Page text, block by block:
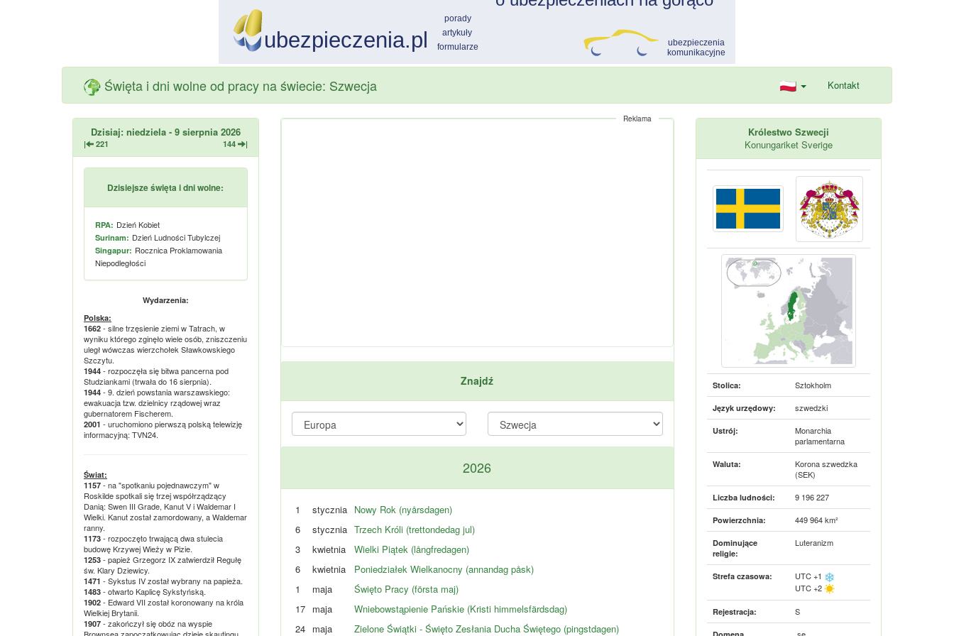
Święta i dni wolne od pracy na świecie: Szwecja Kontakt
Dzisiaj: niedziela - 9 sierpnia 2026
| 221 144 |
Dzisiejsze święta i dni wolne:
RPA: Dzień Kobiet
Surinam: Dzień Ludności Tubylczej
Singapur: Rocznica Proklamowania
Niepodległości
Wydarzenia:
Polska:
1662 - silne trzęsienie ziemi w Tatrach, w
wyniku którego zginęło wiele osób, zniszczeniu
uległ wówczas wierzchołek Sławkowskiego
Szczytu.
1944 - rozpoczęła się bitwa pancerna pod
Studziankami (trwała do 16 sierpnia).
1944 - 9. dzień powstania warszawskiego:
ewakuacja tzw. dzielnicy rządowej wraz
gubernatorem Fischerem.
2001 - uruchomiono pierwszą polską telewizję
informacyjną: TVN24.
Świat:
1157 - na "spotkaniu pojednawczym" w
Roskilde spotkali się trzej współrządzący
Danią: Swen III Grade, Kanut V i Waldemar I
Wielki. Kanut został zamordowany, a Waldemar
ranny.
1173 - rozpoczęto trwającą dwa stulecia
budowę Krzywej Wieży w Pizie.
1253 - papież Grzegorz IX zatwierdził Regułę
św. Klary Dziewicy.
1471 - Sykstus IV został wybrany na papieża.
1483 - otwarto Kaplicę Sykstyńską.
1902 - Edward VII został koronowany na króla
Wielkiej Brytanii.
1907 - zakończył się obóz na wyspie
Reklama
Znajdź
2026
1 stycznia
Nowy Rok (nyårsdagen)
6
stycznia Trzech Króli (trettondedag jul)
3
kwietnia
Wielki Piątek (långfredagen)
6
kwietnia
Poniedziałek Wielkanocny (annandag påsk)
1
maja
Święto Pracy (första maj)
17
maja
Wniebowstąpienie Pańskie (Kristi himmelsfärdsdag)
24
maja Zielone Świątki - Święto Zesłania Ducha Świętego (pingstdagen)
Królestwo Szwecji
Konungariket Sverige
Stolica: Sztokholm
Język urzędowy: szwedzki
Ustrój:
Monarchia
parlamentarna
Waluta:
Korona szwedzka
(SEK)
Liczba ludności: 9 196 227
Powierzchnia: 449 964 km²
Dominujące
religie:
Luteranizm
Strefa czasowa:
UTC +1
UTC +2
Rejestracja: S